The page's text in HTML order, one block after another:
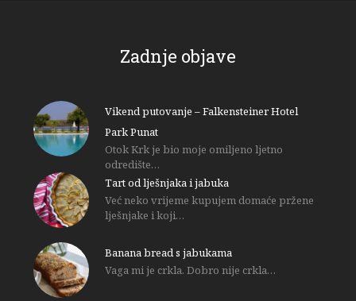
Zadnje objave
Vikend putovanje – Falkensteiner Hotel
Park Punat
Otok Krk je bio moje omiljeno ljetno
odredište…
Tart od lješnjaka i jabuka
Već neko vrijeme kupujem domaće pržene
lješnjake i koji…
Banana bread s jabukama
Vaga mi je crkla. Dobro nije crkla…